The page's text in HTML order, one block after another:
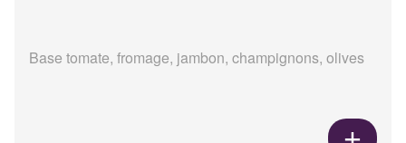
Base tomate, fromage, jambon, champignons, olives